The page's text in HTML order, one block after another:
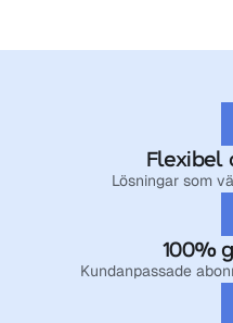
Flexibel
Lösningar som
100%
Kundanpassade